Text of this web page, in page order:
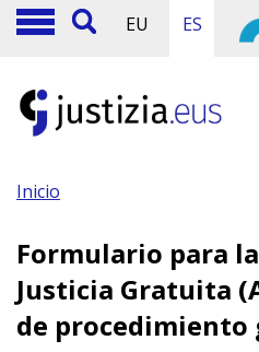
EU ES
Inicio
Formulario para
Justicia Gratuita
de procedimiento